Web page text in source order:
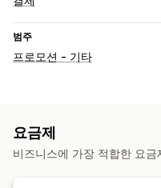
범주
프로모션 - 기타
요금제
비즈니스에 가장 적합한 요금